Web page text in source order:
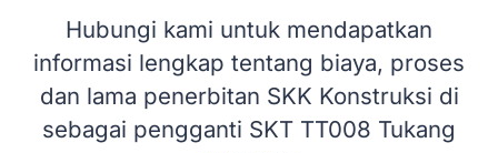
Hubungi kami untuk mendapatkan
informasi lengkap tentang biaya, proses
dan lama penerbitan SKK Konstruksi di
sebagai pengganti SKT TT008 Tukang